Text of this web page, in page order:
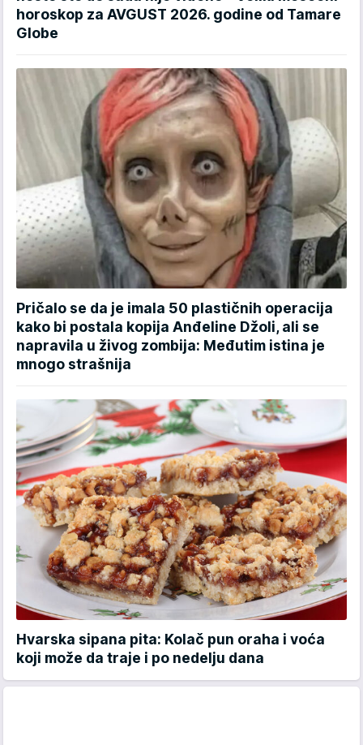
horoskop za AVGUST 2026. godine od Tamare
Globe
Pričalo se da je imala 50 plastičnih operacija
kako bi postala kopija Anđeline Džoli, ali se
napravila u živog zombija: Međutim istina je
mnogo strašnija
Hvarska sipana pita: Kolač pun oraha i voća
koji može da traje i po nedelju dana